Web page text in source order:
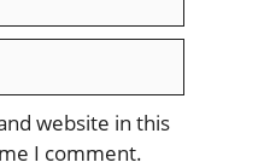
website in this
I comment.